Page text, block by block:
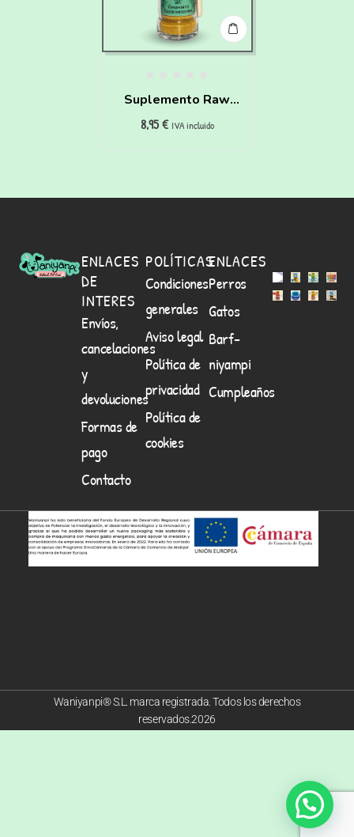
Suplemento Raw
Gastro para perros
8,95€ IVA incluido
ENLACES
DE
INTERES
Envíos,
cancelaciones
y
devoluciones
Formas de
pago
Contacto
POLÍTICAS
Condiciones
generales
Aviso legal
Política de
privacidad
Política de
cookies
ENLACES
Perros
Gatos
Barf-
niyampi
Cumpleaños
Waniyanpi® S.L. marca registrada. Todos los derechos
reservados.2026